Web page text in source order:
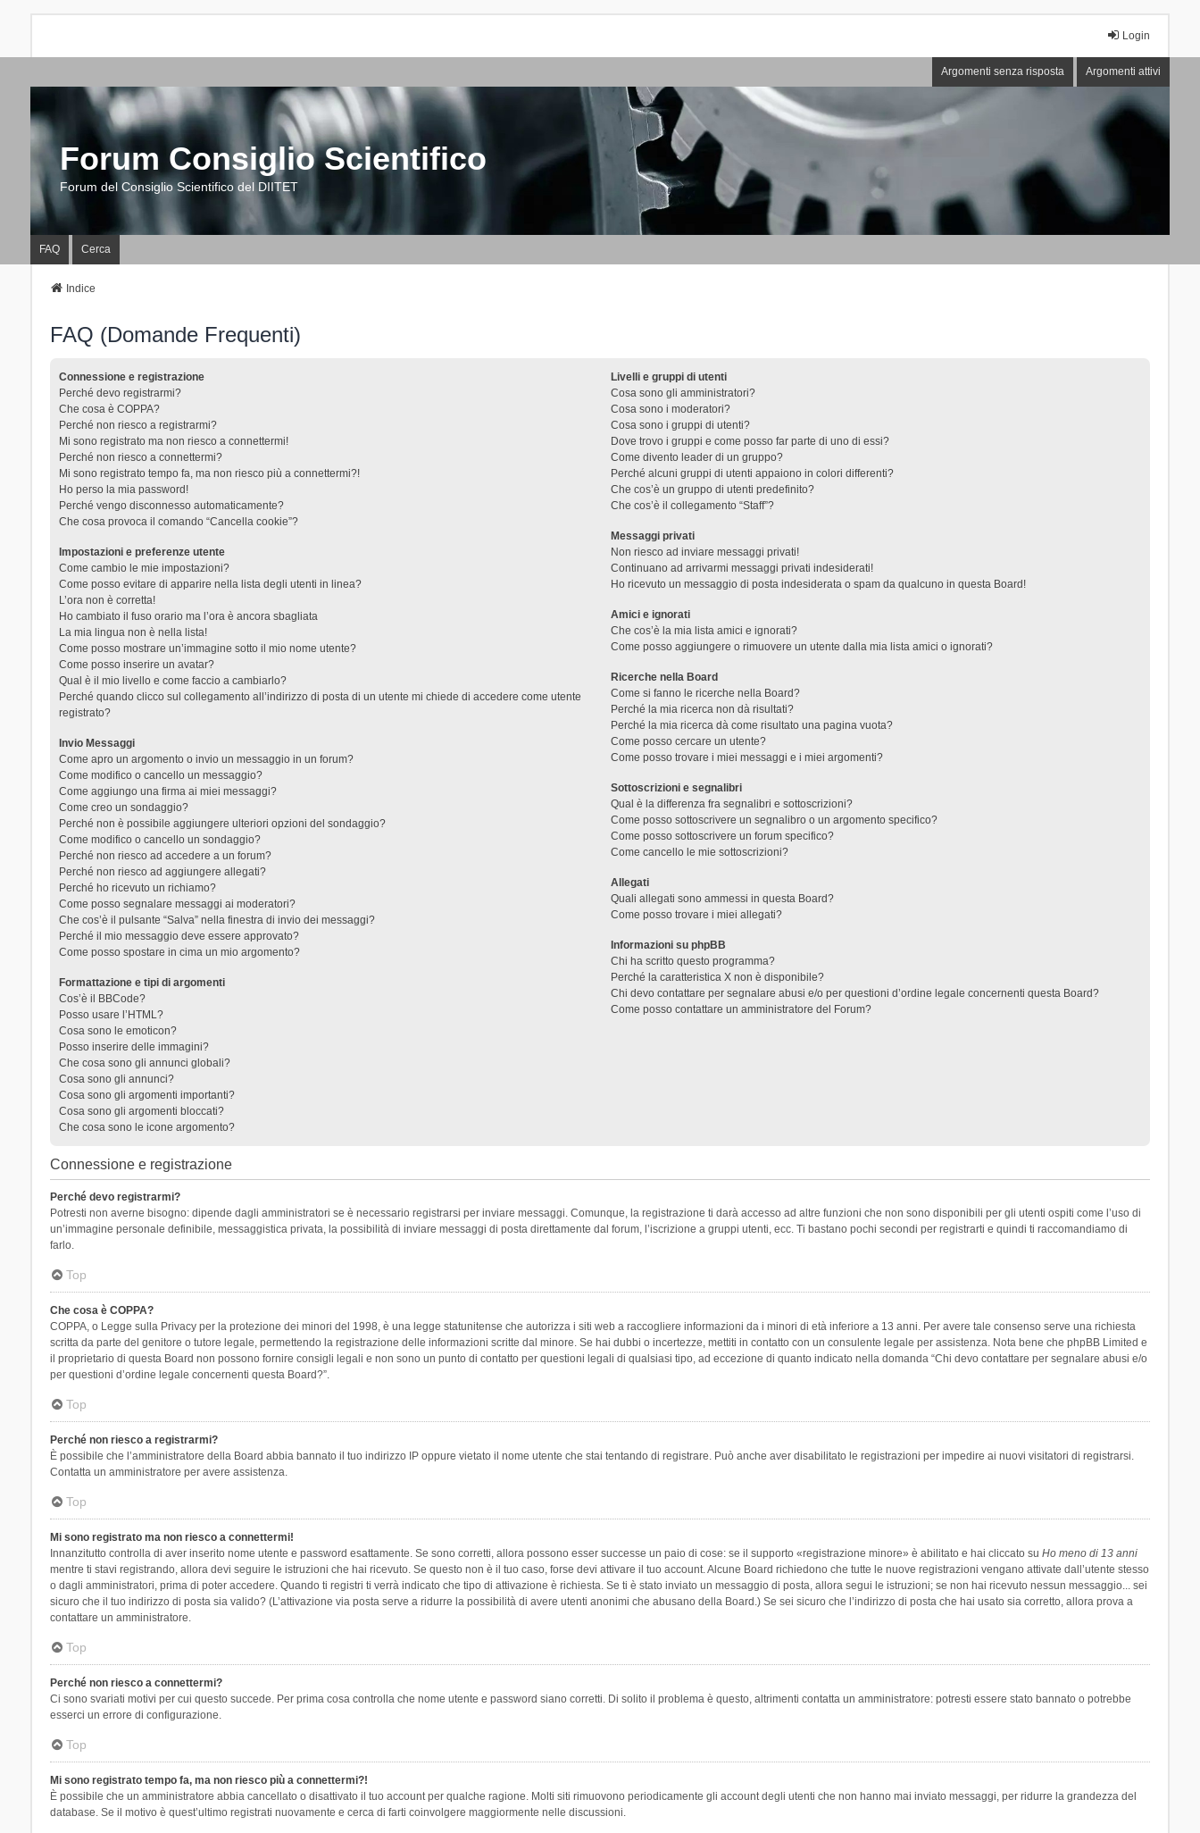
Login
Argomenti senza risposta Argomenti attivi
Forum Consiglio Scientifico
Forum del Consiglio Scientifico del DIITET
FAQ Cerca
Indice
FAQ (Domande Frequenti)
Connessione e registrazione
Perché devo registrarmi?
Che cosa è COPPA?
Perché non riesco a registrarmi?
Mi sono registrato ma non riesco a connettermi!
Perché non riesco a connettermi?
Mi sono registrato tempo fa, ma non riesco più a connettermi?!
Ho perso la mia password!
Perché vengo disconnesso automaticamente?
Che cosa provoca il comando “Cancella cookie”?
Impostazioni e preferenze utente
Come cambio le mie impostazioni?
Come posso evitare di apparire nella lista degli utenti in linea?
L’ora non è corretta!
Ho cambiato il fuso orario ma l’ora è ancora sbagliata
La mia lingua non è nella lista!
Come posso mostrare un’immagine sotto il mio nome utente?
Come posso inserire un avatar?
Qual è il mio livello e come faccio a cambiarlo?
Perché quando clicco sul collegamento all’indirizzo di posta di un utente mi chiede di accedere come utente
registrato?
Invio Messaggi
Come apro un argomento o invio un messaggio in un forum?
Come modifico o cancello un messaggio?
Come aggiungo una firma ai miei messaggi?
Come creo un sondaggio?
Perché non è possibile aggiungere ulteriori opzioni del sondaggio?
Come modifico o cancello un sondaggio?
Perché non riesco ad accedere a un forum?
Perché non riesco ad aggiungere allegati?
Perché ho ricevuto un richiamo?
Come posso segnalare messaggi ai moderatori?
Che cos’è il pulsante “Salva” nella finestra di invio dei messaggi?
Perché il mio messaggio deve essere approvato?
Come posso spostare in cima un mio argomento?
Formattazione e tipi di argomenti
Cos’è il BBCode?
Posso usare l’HTML?
Cosa sono le emoticon?
Posso inserire delle immagini?
Che cosa sono gli annunci globali?
Cosa sono gli annunci?
Cosa sono gli argomenti importanti?
Cosa sono gli argomenti bloccati?
Che cosa sono le icone argomento?
Livelli e gruppi di utenti
Cosa sono gli amministratori?
Cosa sono i moderatori?
Cosa sono i gruppi di utenti?
Dove trovo i gruppi e come posso far parte di uno di essi?
Come divento leader di un gruppo?
Perché alcuni gruppi di utenti appaiono in colori differenti?
Che cos’è un gruppo di utenti predefinito?
Che cos’è il collegamento “Staff”?
Messaggi privati
Non riesco ad inviare messaggi privati!
Continuano ad arrivarmi messaggi privati indesiderati!
Ho ricevuto un messaggio di posta indesiderata o spam da qualcuno in questa Board!
Amici e ignorati
Che cos’è la mia lista amici e ignorati?
Come posso aggiungere o rimuovere un utente dalla mia lista amici o ignorati?
Ricerche nella Board
Come si fanno le ricerche nella Board?
Perché la mia ricerca non dà risultati?
Perché la mia ricerca dà come risultato una pagina vuota?
Come posso cercare un utente?
Come posso trovare i miei messaggi e i miei argomenti?
Sottoscrizioni e segnalibri
Qual è la differenza fra segnalibri e sottoscrizioni?
Come posso sottoscrivere un segnalibro o un argomento specifico?
Come posso sottoscrivere un forum specifico?
Come cancello le mie sottoscrizioni?
Allegati
Quali allegati sono ammessi in questa Board?
Come posso trovare i miei allegati?
Informazioni su phpBB
Chi ha scritto questo programma?
Perché la caratteristica X non è disponibile?
Chi devo contattare per segnalare abusi e/o per questioni d’ordine legale concernenti questa Board?
Come posso contattare un amministratore del Forum?
Connessione e registrazione
Perché devo registrarmi?
Potresti non averne bisogno: dipende dagli amministratori se è necessario registrarsi per inviare messaggi. Comunque, la registrazione ti darà accesso ad altre funzioni che non sono disponibili per gli utenti ospiti come l’uso di
un’immagine personale definibile, messaggistica privata, la possibilità di inviare messaggi di posta direttamente dal forum, l’iscrizione a gruppi utenti, ecc. Ti bastano pochi secondi per registrarti e quindi ti raccomandiamo di
farlo.
Top
Che cosa è COPPA?
COPPA, o Legge sulla Privacy per la protezione dei minori del 1998, è una legge statunitense che autorizza i siti web a raccogliere informazioni da i minori di età inferiore a 13 anni. Per avere tale consenso serve una richiesta
scritta da parte del genitore o tutore legale, permettendo la registrazione delle informazioni scritte dal minore. Se hai dubbi o incertezze, mettiti in contatto con un consulente legale per assistenza. Nota bene che phpBB Limited e
il proprietario di questa Board non possono fornire consigli legali e non sono un punto di contatto per questioni legali di qualsiasi tipo, ad eccezione di quanto indicato nella domanda “Chi devo contattare per segnalare abusi e/o
per questioni d’ordine legale concernenti questa Board?”.
Top
Perché non riesco a registrarmi?
È possibile che l’amministratore della Board abbia bannato il tuo indirizzo IP oppure vietato il nome utente che stai tentando di registrare. Può anche aver disabilitato le registrazioni per impedire ai nuovi visitatori di registrarsi.
Contatta un amministratore per avere assistenza.
Top
Mi sono registrato ma non riesco a connettermi!
Innanzitutto controlla di aver inserito nome utente e password esattamente. Se sono corretti, allora possono esser successe un paio di cose: se il supporto «registrazione minore» è abilitato e hai cliccato su Ho meno di 13 anni
mentre ti stavi registrando, allora devi seguire le istruzioni che hai ricevuto. Se questo non è il tuo caso, forse devi attivare il tuo account. Alcune Board richiedono che tutte le nuove registrazioni vengano attivate dall’utente stesso
o dagli amministratori, prima di poter accedere. Quando ti registri ti verrà indicato che tipo di attivazione è richiesta. Se ti è stato inviato un messaggio di posta, allora segui le istruzioni; se non hai ricevuto nessun messaggio... sei
sicuro che il tuo indirizzo di posta sia valido? (L’attivazione via posta serve a ridurre la possibilità di avere utenti anonimi che abusano della Board.) Se sei sicuro che l’indirizzo di posta che hai usato sia corretto, allora prova a
contattare un amministratore.
Top
Perché non riesco a connettermi?
Ci sono svariati motivi per cui questo succede. Per prima cosa controlla che nome utente e password siano corretti. Di solito il problema è questo, altrimenti contatta un amministratore: potresti essere stato bannato o potrebbe
esserci un errore di configurazione.
Top
Mi sono registrato tempo fa, ma non riesco più a connettermi?!
È possibile che un amministratore abbia cancellato o disattivato il tuo account per qualche ragione. Molti siti rimuovono periodicamente gli account degli utenti che non hanno mai inviato messaggi, per ridurre la grandezza del
database. Se il motivo è quest’ultimo registrati nuovamente e cerca di farti coinvolgere maggiormente nelle discussioni.